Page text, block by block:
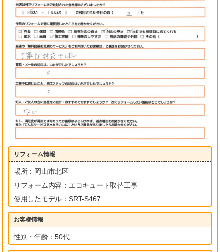
リフォーム情報
場所：岡山市北区
リフォーム内容：エコキュート取替工事
使用したモデル：SRT-S467
お客様情報
性別・年齢：50代